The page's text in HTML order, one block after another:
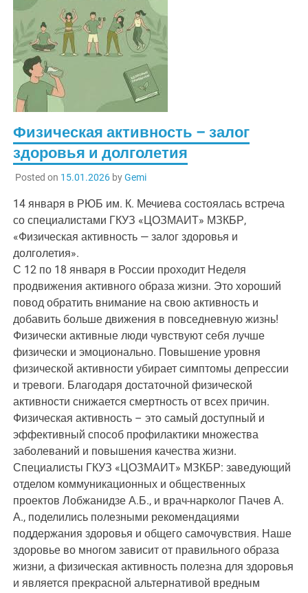
Физическая активность – залог
здоровья и долголетия
Posted on 15.01.2026byGemi
14 января в РЮБ им. К. Мечиева состоялась встреча
со специалистами ГКУЗ «ЦОЗМАИТ» МЗКБР,
«Физическая активность — залог здоровья и
долголетия».
С 12 по 18 января в России проходит Неделя
продвижения активного образа жизни. Это хороший
повод обратить внимание на свою активность и
добавить больше движения в повседневную жизнь!
Физически активные люди чувствуют себя лучше
физически и эмоционально. Повышение уровня
физической активности убирает симптомы депрессии
и тревоги. Благодаря достаточной физической
активности снижается смертность от всех причин.
Физическая активность – это самый доступный и
эффективный способ профилактики множества
заболеваний и повышения качества жизни.
Специалисты ГКУЗ «ЦОЗМАИТ» МЗКБР: заведующий
отделом коммуникационных и общественных
проектов Лобжанидзе А.Б., и врач-нарколог Пачев А.
А., поделились полезными рекомендациями
поддержания здоровья и общего самочувствия. Наше
здоровье во многом зависит от правильного образа
жизни, а физическая активность полезна для здоровья
и является прекрасной альтернативой вредным